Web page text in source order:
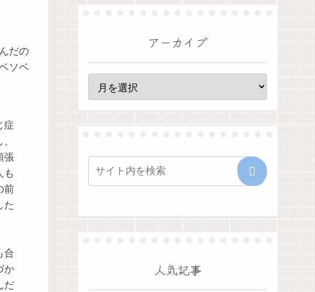
だの
ソベ
症
張
も
前
た
合
か
だ
アーカイブ
人気記事